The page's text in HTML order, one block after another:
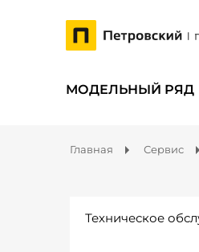
МОДЕЛЬНЫЙ РЯД
Главная Сервис
Техническое